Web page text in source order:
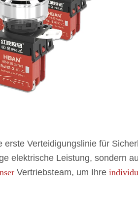
Verteidigungslinie für
elektrische Leistung, sondern
Vertriebsteam, um Ihre